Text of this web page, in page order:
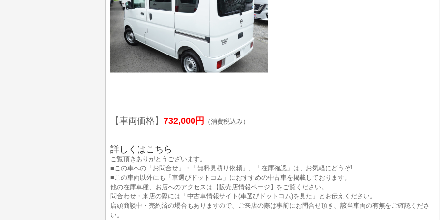
【車両価格】 732,000円 （消費税込み）
詳しくはこちら
ご覧頂きありがとうございます。
■この車への「お問合せ」・「無料見積り依頼」、「在庫確認」は、お気軽にどうぞ!
■この車両以外にも「車選びドットコム」におすすめの中古車を掲載しております。
他の在庫車種、お店へのアクセスは【販売店情報ページ】をご覧ください。
問合わせ・来店の際には「中古車情報サイト(車選びドットコム)を見た」とお伝えください。
店頭商談中・売約済の場合もありますので、ご来店の際は事前にお問合せ頂き、該当車両の有無をご確認くださ
い。